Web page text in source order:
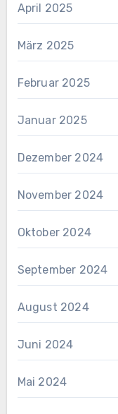
April 2025
März 2025
Februar 2025
Januar 2025
Dezember 2024
November 2024
Oktober 2024
September 2024
August 2024
Juni 2024
Mai 2024